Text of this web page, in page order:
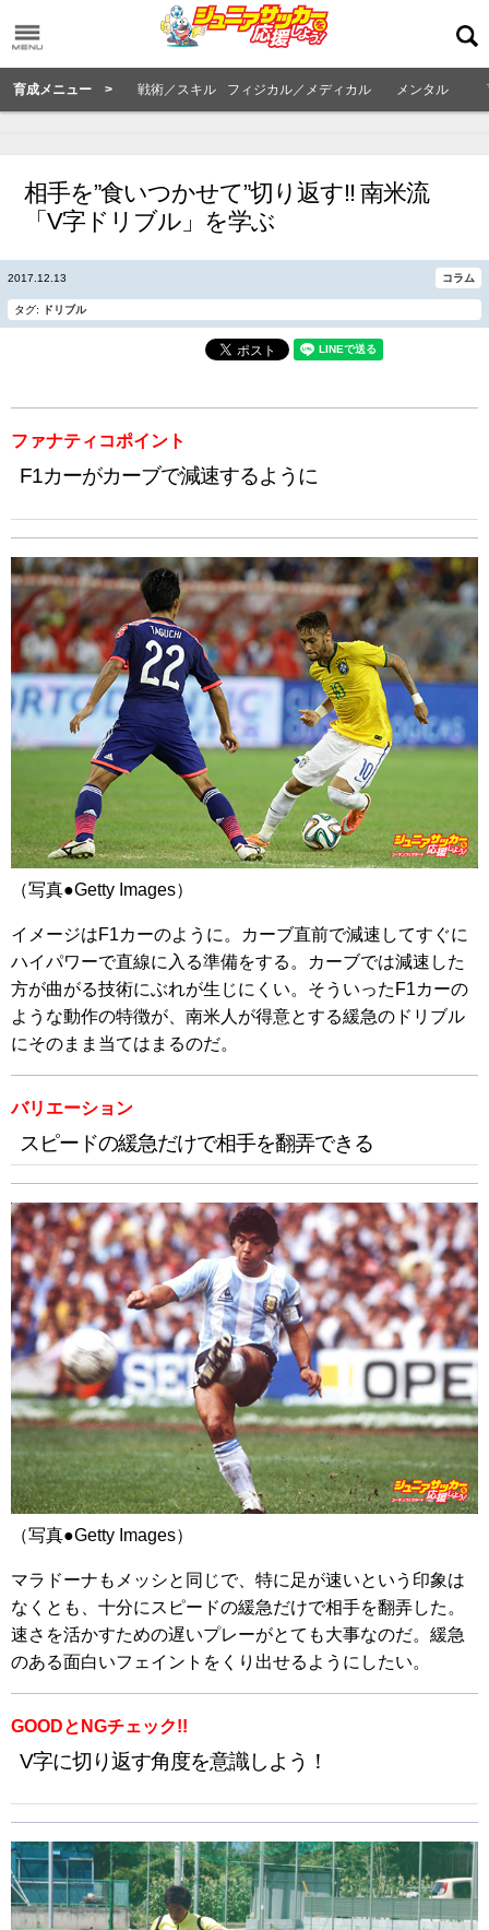
育成メニュー > 戦術／スキル フィジカル／メディカル メンタル
相手を”食いつかせて”切り返す!! 南米流
「V字ドリブル」を学ぶ
2017.12.13 コラム
タグ: ドリブル
ファナティコポイント
F1カーがカーブで減速するように
（写真●Getty Images）
イメージはF1カーのように。カーブ直前で減速してすぐに
ハイパワーで直線に入る準備をする。カーブでは減速した
方が曲がる技術にぶれが生じにくい。そういったF1カーの
ような動作の特徴が、南米人が得意とする緩急のドリブル
にそのまま当てはまるのだ。
バリエーション
スピードの緩急だけで相手を翻弄できる
（写真●Getty Images）
マラドーナもメッシと同じで、特に足が速いという印象は
なくとも、十分にスピードの緩急だけで相手を翻弄した。
速さを活かすための遅いプレーがとても大事なのだ。緩急
のある面白いフェイントをくり出せるようにしたい。
GOODとNGチェック!!
V字に切り返す角度を意識しよう！